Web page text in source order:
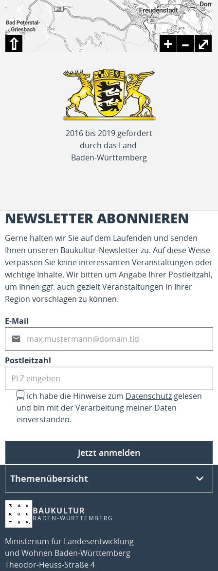
+ –
⇧ ⤢
2016 bis 2019 gefördert
durch das Land
Baden-Württemberg
NEWSLETTER ABONNIEREN
Gerne halten wir Sie auf dem Laufenden und senden
Ihnen unseren Baukultur-Newsletter zu. Auf diese Weise
verpassen Sie keine interessanten Veranstaltungen oder
wichtige Inhalte. Wir bitten um Angabe Ihrer Postleitzahl,
um Ihnen ggf. auch gezielt Veranstaltungen in Ihrer
Region vorschlagen zu können.
E-Mail
Postleitzahl
Ja, ich habe die Hinweise zum Datenschutz gelesen
und bin mit der Verarbeitung meiner Daten
einverstanden.
Jetzt anmelden
BAUKULTUR
BADEN-WÜRTTEMBERG
Ministerium für Landesentwicklung
und Wohnen Baden-Württemberg
Theodor-Heuss-Straße 4
Themenübersicht